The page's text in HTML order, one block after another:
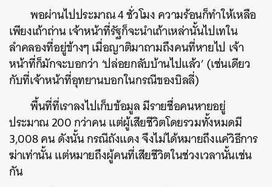
พอผ่านไปประมาณ 4 ชั่วโมง ความร้อนก็ทำให้เหลือ
เพียงเถ้าถ่าน เจ้าหน้าที่รัฐก็จะนำเถ้าเหล่านั้นไปเทใน
ลำคลองที่อยู่ข้างๆ เมื่อญาติมาถามถึงคนที่หายไป เจ้า
หน้าที่ก็มักจะบอกว่า ‘ปล่อยกลับบ้านไปแล้ว’ (เช่นเดียว
กับที่เจ้าหน้าที่อุทยานบอกในกรณีของบิลลี่)
พื้นที่ที่เราลงไปเก็บข้อมูล มีรายชื่อคนหายอยู่
ประมาณ 200 กว่าคน แต่ผู้เสียชีวิตโดยรวมทั้งหมดมี
3,008 คน ดังนั้น กรณีถังแดง จึงไม่ได้หมายถึงแค่วิธีการ
ฆ่าเท่านั้น แต่หมายถึงผู้คนที่เสียชีวิตในช่วงเวลานั้นเช่น
กัน